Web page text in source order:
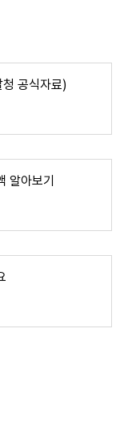
공식자료)
알아보기